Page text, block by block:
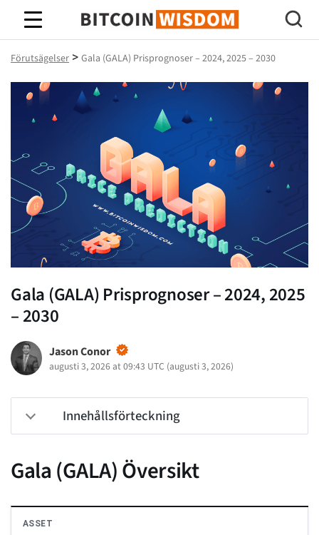
Bitcoin Wisdom
Förutsägelser > Gala (GALA) Prisprognoser – 2024, 2025 – 2030
Gala (GALA) Prisprognoser – 2024, 2025
– 2030
Jason Conor
augusti 3, 2026 at 09:43 UTC (augusti 3, 2026)
Innehållsförteckning
Gala (GALA) Översikt
ASSET